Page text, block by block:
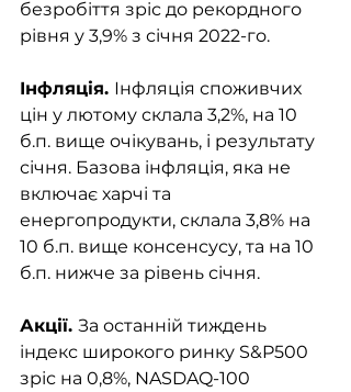
безробіття зріс до рекордного
рівня у 3,9% з січня 2022-го.
Інфляція. Інфляція споживчих
цін у лютому склала 3,2%, на 10
б.п. вище очікувань, і результату
січня. Базова інфляція, яка не
включає харчі та
енергопродукти, склала 3,8% на
10 б.п. вище консенсусу, та на 10
б.п. нижче за рівень січня.
Акції. За останній тиждень
індекс широкого ринку S&P500
зріс на 0,8%, NASDAQ-100